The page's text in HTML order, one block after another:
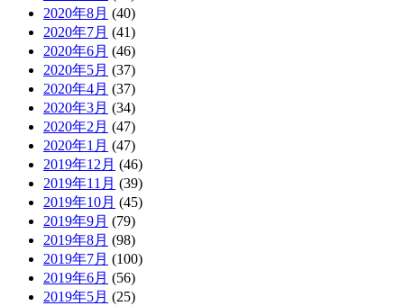
2020年8月 (40)
2020年7月 (41)
2020年6月 (46)
2020年5月 (37)
2020年4月 (37)
2020年3月 (34)
2020年2月 (47)
2020年1月 (47)
2019年12月 (46)
2019年11月 (39)
2019年10月 (45)
2019年9月 (79)
2019年8月 (98)
2019年7月 (100)
2019年6月 (56)
2019年5月 (25)